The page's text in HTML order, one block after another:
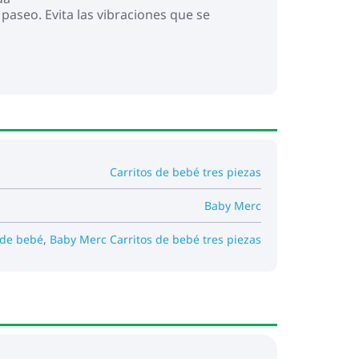
Evita las vibraciones que se
Carritos de bebé tres piezas
Baby Merc
bebé, Baby Merc Carritos de bebé tres piezas